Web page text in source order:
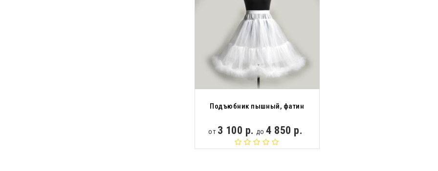
Подъюбник пышный, фатин
от 3 100 р. до4 850 р.